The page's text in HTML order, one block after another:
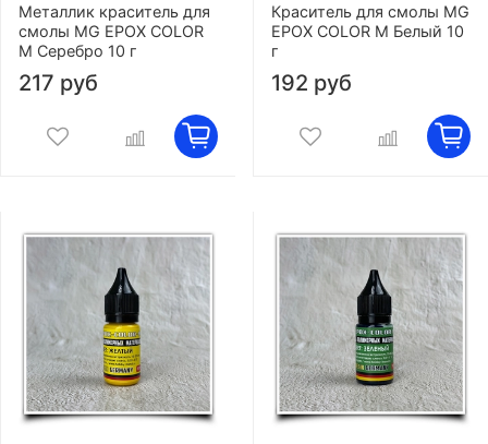
Металлик краситель для
смолы MG EPOX COLOR
M Серебро 10 г
217 руб
Краситель для смолы MG
EPOX COLOR M Белый 10
г
192 руб